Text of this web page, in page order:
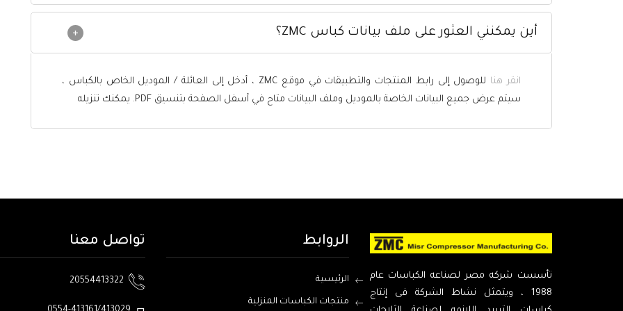
أين يمكنني العثور على ملف بيانات كباس ZMC؟
انقر هنا
للوصول إلى رابط المنتجات والتطبيقات في موقع ZMC ، أدخل إلى العائلة / الموديل الخاص بالكباس ،
سيتم عرض جميع البيانات الخاصة بالموديل وملف البيانات متاح في أسفل الصفحة بتنسيق PDF. يمكنك تنزيله
تأسست شركه مصر لصناعه الكباسات عام
1988 ، ويتمثل نشاط الشركة فى إنتاج
الروابط
الرئيسية
منتجات الكباسات المنزلية
تواصل معنا
20554413322